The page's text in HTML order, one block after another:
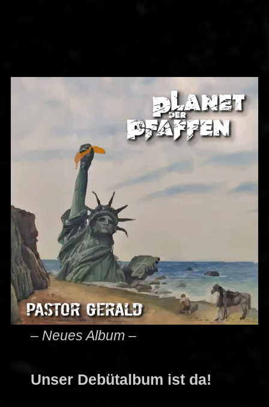
– Neues Album –
Unser Debütalbum ist da!